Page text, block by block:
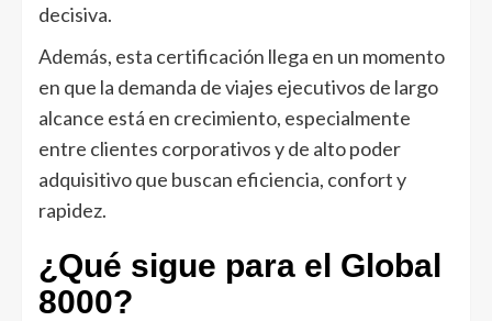
decisiva.
Además, esta certificación llega en un momento
en que la demanda de viajes ejecutivos de largo
alcance está en crecimiento, especialmente
entre clientes corporativos y de alto poder
adquisitivo que buscan eficiencia, confort y
rapidez.
¿Qué sigue para el Global
8000?